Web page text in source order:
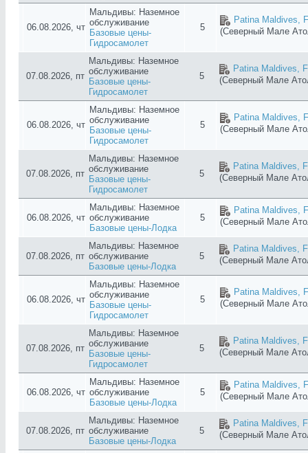
06.08.2026, чт
Мальдивы: Наземное
обслуживание
Базовые цены-
Гидросамолет
5
Patina Maldives,
(Северный Мале
07.08.2026, пт
Мальдивы: Наземное
обслуживание
Базовые цены-
Гидросамолет
5
Patina Maldives,
(Северный Мале
06.08.2026, чт
Мальдивы: Наземное
обслуживание
Базовые цены-
Гидросамолет
5
Patina Maldives,
(Северный Мале
07.08.2026, пт
Мальдивы: Наземное
обслуживание
Базовые цены-
Гидросамолет
5
Patina Maldives,
(Северный Мале
06.08.2026, чт
Мальдивы: Наземное
обслуживание
Базовые цены-Лодка
5
Patina Maldives,
(Северный Мале
07.08.2026, пт
Мальдивы: Наземное
обслуживание
Базовые цены-Лодка
5
Patina Maldives,
(Северный Мале
06.08.2026, чт
Мальдивы: Наземное
обслуживание
Базовые цены-
Гидросамолет
5
Patina Maldives,
(Северный Мале
07.08.2026, пт
Мальдивы: Наземное
обслуживание
Базовые цены-
Гидросамолет
5
Patina Maldives,
(Северный Мале
06.08.2026, чт
Мальдивы: Наземное
обслуживание
Базовые цены-Лодка
5
Patina Maldives,
(Северный Мале
07.08.2026, пт
Мальдивы: Наземное
обслуживание
Базовые цены-Лодка
5
Patina Maldives,
(Северный Мале